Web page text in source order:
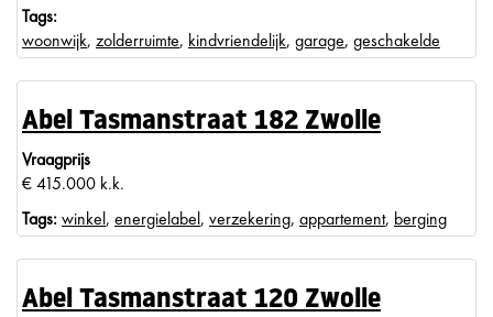
Tags:
woonwijk, zolderruimte, kindvriendelijk, garage, geschakelde
Abel Tasmanstraat 182 Zwolle
Vraagprijs
€ 415.000 k.k.
Tags:winkel, energielabel, verzekering, appartement, berging
Abel Tasmanstraat 120 Zwolle